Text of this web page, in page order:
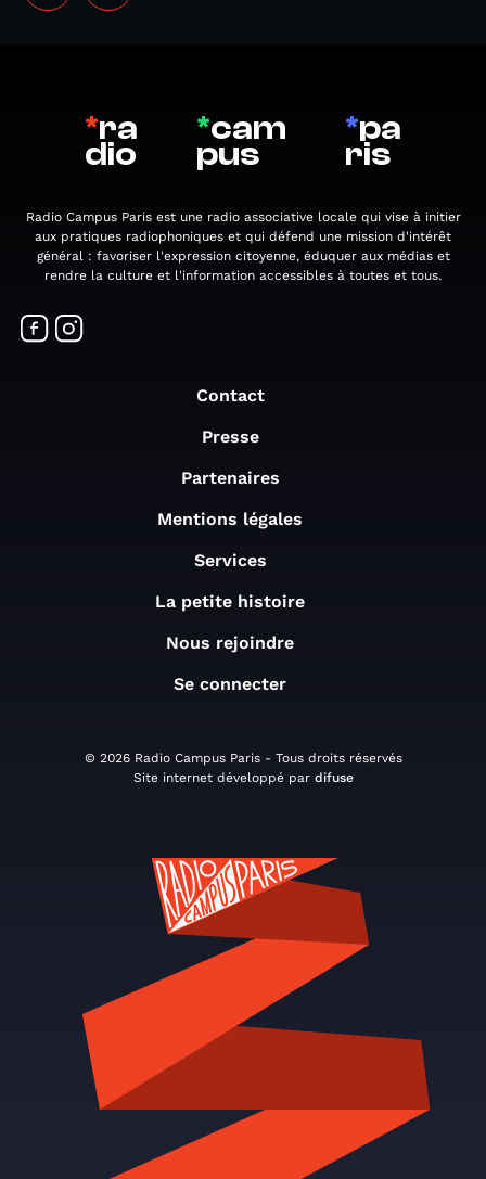
*ra
dio
*cam
pus
*pa
ris
Radio Campus Paris est une radio associative locale qui vise à initier
aux pratiques radiophoniques et qui défend une mission d'intérêt
général : favoriser l'expression citoyenne, éduquer aux médias et
rendre la culture et l'information accessibles à toutes et tous.
Contact
Presse
Partenaires
Mentions légales
Services
La petite histoire
Nous rejoindre
Se connecter
© 2026 Radio Campus Paris - Tous droits réservés
Site internet développé par difuse